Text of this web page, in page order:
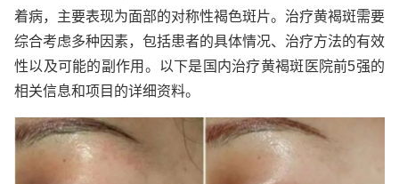
着病，主要表现为面部的对称性褐色斑片。治疗黄褐斑需要
综合考虑多种因素，包括患者的具体情况、治疗方法的有效
性以及可能的副作用。以下是国内治疗黄褐斑医院前5强的
相关信息和项目的详细资料。